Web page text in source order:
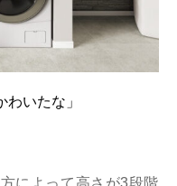
いたな」
によって高さが3段階